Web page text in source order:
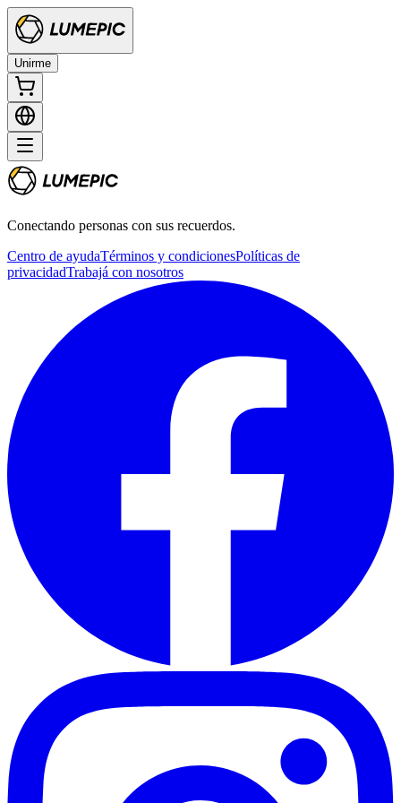
Unirme
Conectando personas con sus recuerdos.
Centro de ayudaTérminos y condicionesPolíticas de
privacidadTrabajá con nosotros